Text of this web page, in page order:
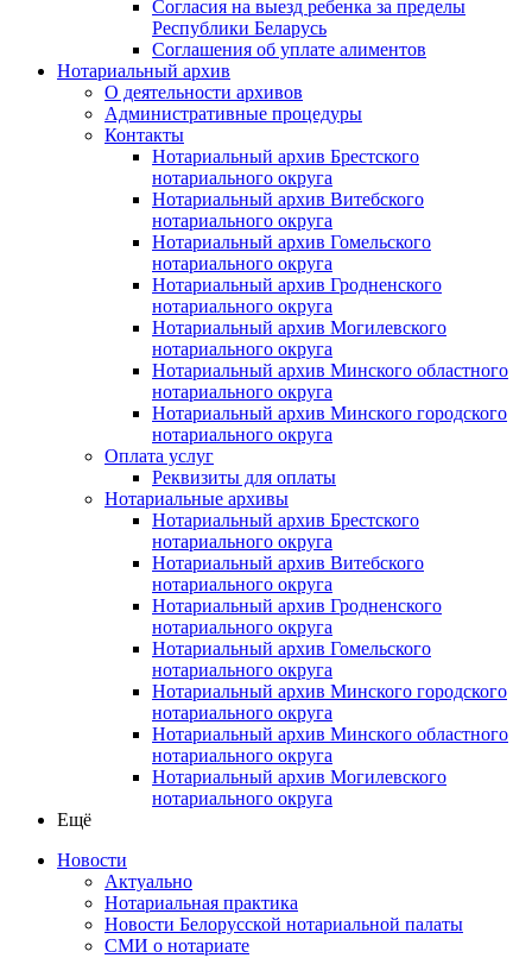
Согласия на выезд ребенка за пределы
Республики Беларусь
Соглашения об уплате алиментов
Нотариальный архив
О деятельности архивов
Административные процедуры
Контакты
Нотариальный архив Брестского
нотариального округа
Нотариальный архив Витебского
нотариального округа
Нотариальный архив Гомельского
нотариального округа
Нотариальный архив Гродненского
нотариального округа
Нотариальный архив Могилевского
нотариального округа
Нотариальный архив Минского областного
нотариального округа
Нотариальный архив Минского городского
нотариального округа
Оплата услуг
Реквизиты для оплаты
Нотариальные архивы
Нотариальный архив Брестского
нотариального округа
Нотариальный архив Витебского
нотариального округа
Нотариальный архив Гродненского
нотариального округа
Нотариальный архив Гомельского
нотариального округа
Нотариальный архив Минского городского
нотариального округа
Нотариальный архив Минского областного
нотариального округа
Нотариальный архив Могилевского
нотариального округа
Ещё
Новости
Актуально
Нотариальная практика
Новости Белорусской нотариальной палаты
СМИ о нотариате